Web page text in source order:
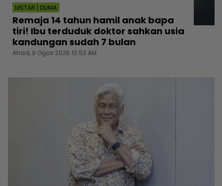
MSTAR | DUNIA
Remaja 14 tahun hamil anak bapa
tiri! Ibu terduduk doktor sahkan usia
kandungan sudah 7 bulan
Ahad, 9 Ogos 2026 10:53 AM